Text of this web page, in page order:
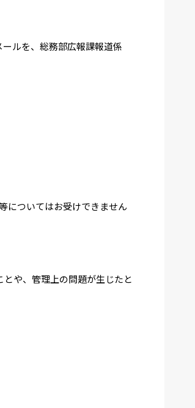
ルを、総務部広報課報道係
についてはお受けできません
や、管理上の問題が生じたと